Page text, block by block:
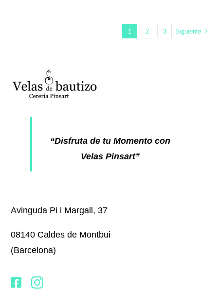
1 2 3 Siguiente
“Disfruta de tu Momento con
Velas Pinsart”
Avinguda Pi i Margall, 37
08140 Caldes de Montbui
(Barcelona)